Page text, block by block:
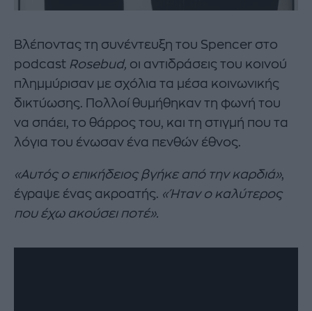
Βλέποντας τη συνέντευξη του Spencer στο
podcast Rosebud, οι αντιδράσεις του κοινού
πλημμύρισαν με σχόλια τα μέσα κοινωνικής
δικτύωσης. Πολλοί θυμήθηκαν τη φωνή του
να σπάει, το θάρρος του, και τη στιγμή που τα
λόγια του ένωσαν ένα πενθών έθνος.
«Αυτός ο επικήδειος βγήκε από την καρδιά»,
έγραψε ένας ακροατής. «Ήταν ο καλύτερος
που έχω ακούσει ποτέ».